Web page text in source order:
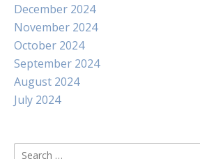
December 2024
November 2024
October 2024
September 2024
August 2024
July 2024
Search